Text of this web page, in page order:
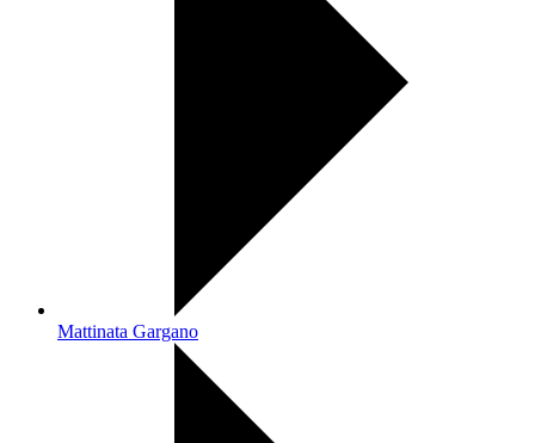
Mattinata Gargano